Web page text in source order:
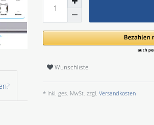
Wunschliste
* inkl. ges. MwSt. zzgl. Versandkosten